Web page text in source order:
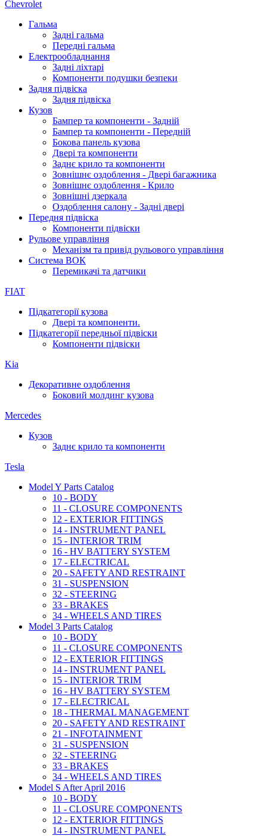
Chevrolet
Гальма
Задні гальма
Передні гальма
Електрообладнання
Задні ліхтарі
Компоненти подушки безпеки
Задня підвіска
Задня підвіска
Кузов
Бампер та компоненти - Задній
Бампер та компоненти - Передній
Бокова панель кузова
Двері та компоненти
Заднє крило та компоненти
Зовнішнє оздоблення - Двері багажника
Зовнішнє оздоблення - Крило
Зовнішні дзеркала
Оздоблення салону - Задні двері
Передня підвіска
Компоненти підвіски
Рульове управління
Механізм та привід рульового управління
Система ВОК
Перемикачі та датчики
FIAT
Підкатегорії кузова
Двері та компоненти.
Підкатегорії передньої підвіски
Компоненти підвіски
Kia
Декоративне оздоблення
Боковий молдинг кузова
Mercedes
Кузов
Заднє крило та компоненти
Tesla
Model Y Parts Catalog
10 - BODY
11 - CLOSURE COMPONENTS
12 - EXTERIOR FITTINGS
14 - INSTRUMENT PANEL
15 - INTERIOR TRIM
16 - HV BATTERY SYSTEM
17 - ELECTRICAL
20 - SAFETY AND RESTRAINT
31 - SUSPENSION
32 - STEERING
33 - BRAKES
34 - WHEELS AND TIRES
Model 3 Parts Catalog
10 - BODY
11 - CLOSURE COMPONENTS
12 - EXTERIOR FITTINGS
14 - INSTRUMENT PANEL
15 - INTERIOR TRIM
16 - HV BATTERY SYSTEM
17 - ELECTRICAL
18 - THERMAL MANAGEMENT
20 - SAFETY AND RESTRAINT
21 - INFOTAINMENT
31 - SUSPENSION
32 - STEERING
33 - BRAKES
34 - WHEELS AND TIRES
Model S After April 2016
10 - BODY
11 - CLOSURE COMPONENTS
12 - EXTERIOR FITTINGS
14 - INSTRUMENT PANEL